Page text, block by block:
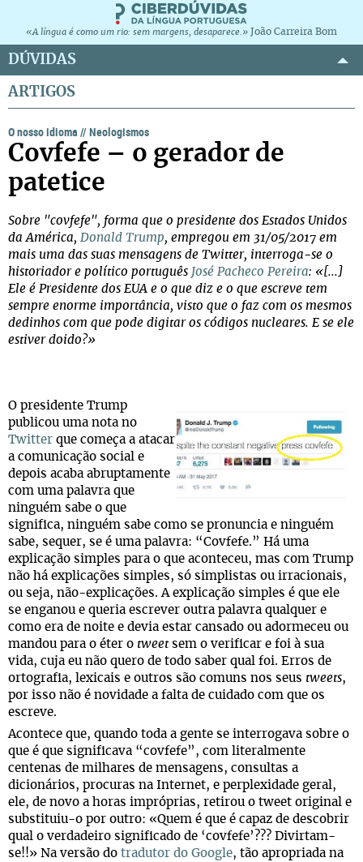
«A língua é como um rio: sem margens, desaparece.» João Carreira Bom
DÚVIDAS
ARTIGOS
O nosso idioma //Neologismos
Covfefe – o gerador de
patetice
Sobre "covfefe", forma que o presidente dos Estados Unidos
da América, Donald Trump, empregou em 31/05/2017 em
mais uma das suas mensagens de Twitter, interroga-se o
historiador e político português José Pacheco Pereira: «[...]
Ele é Presidente dos EUA e o que diz e o que escreve tem
sempre enorme importância, visto que o faz com os mesmos
dedinhos com que pode digitar os códigos nucleares. E se ele
estiver doido?»
O presidente Trump
publicou uma nota no
Twitter que começa a atacar
a comunicação social e
depois acaba abruptamente
com uma palavra que
ninguém sabe o que
significa, ninguém sabe como se pronuncia e ninguém
sabe, sequer, se é uma palavra: “Covfefe.” Há uma
explicação simples para o que aconteceu, mas com Trump
não há explicações simples, só simplistas ou irracionais,
ou seja, não-explicações. A explicação simples é que ele
se enganou e queria escrever outra palavra qualquer e
como era de noite e devia estar cansado ou adormeceu ou
mandou para o éter o tweetsem o verificar e foi à sua
vida, cuja eu não quero de todo saber qual foi. Erros de
ortografia, lexicais e outros são comuns nos seus tweets,
por isso não é novidade a falta de cuidado com que os
escreve.
Acontece que, quando toda a gente se interrogava sobre o
que é que significava “covfefe”, com literalmente
centenas de milhares de mensagens, consultas a
dicionários, procuras na Internet, e perplexidade geral,
ele, de novo a horas impróprias, retirou o tweet original e
substituiu-o por outro: «Quem é que é capaz de descobrir
qual o verdadeiro significado de ‘covfefe’??? Divirtam-
se!!» Na versão do tradutor do Google, tão apropriada na